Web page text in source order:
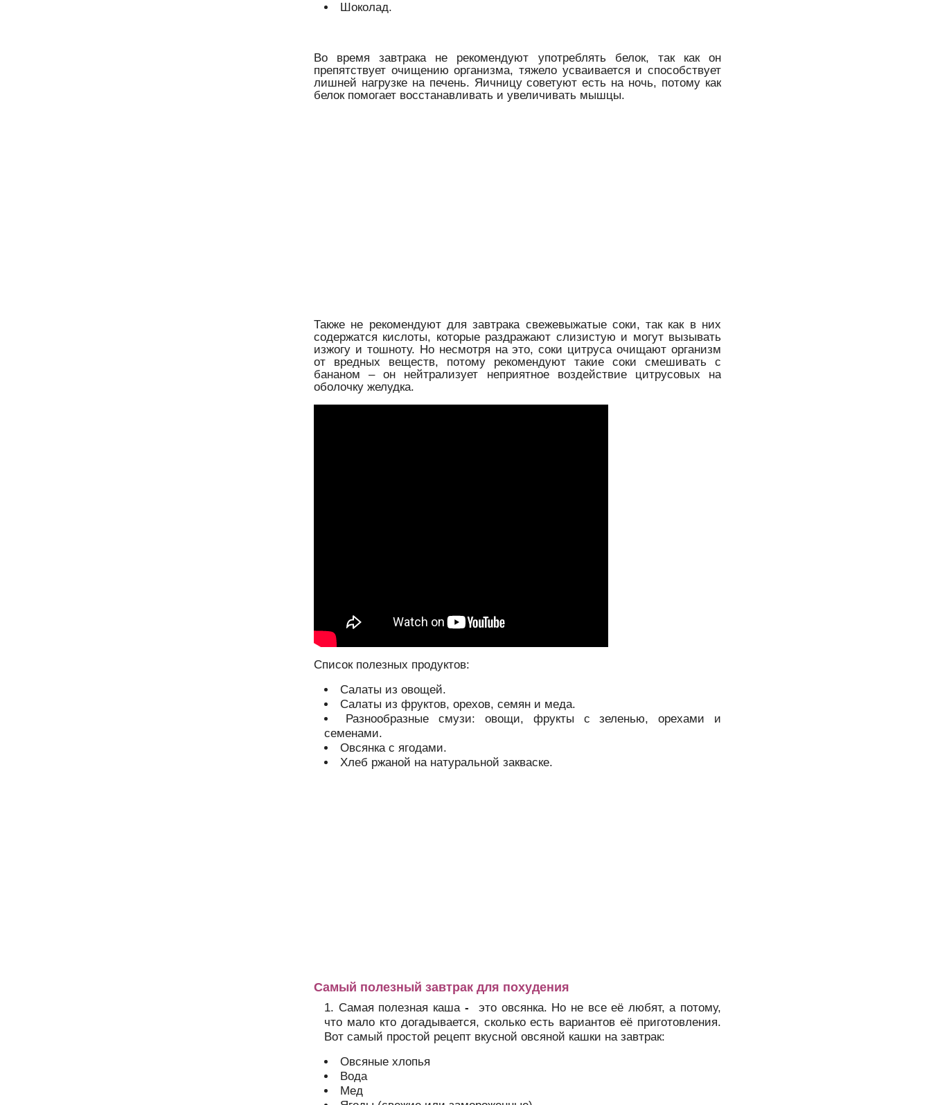
Шоколад.
Во время завтрака не рекомендуют употреблять белок, так как он
препятствует очищению организма, тяжело усваивается и способствует
лишней нагрузке на печень. Яичницу советуют есть на ночь, потому как
белок помогает восстанавливать и увеличивать мышцы.
Также не рекомендуют для завтрака свежевыжатые соки, так как в них
содержатся кислоты, которые раздражают слизистую и могут вызывать
изжогу и тошноту. Но несмотря на это, соки цитруса очищают организм
от вредных веществ, потому рекомендуют такие соки смешивать с
бананом – он нейтрализует неприятное воздействие цитрусовых на
оболочку желудка.
Список полезных продуктов:
Салаты из овощей.
Салаты из фруктов, орехов, семян и меда.
Разнообразные смузи: овощи, фрукты с зеленью, орехами и
семенами.
Овсянка с ягодами.
Хлеб ржаной на натуральной закваске.
Самый полезный завтрак для похудения
Самая полезная каша-
это овсянка. Но не все её любят, а потому,
что мало кто догадывается, сколько есть вариантов её приготовления.
Вот самый простой рецепт вкусной овсяной кашки на завтрак:
Овсяные хлопья
Вода
Мед